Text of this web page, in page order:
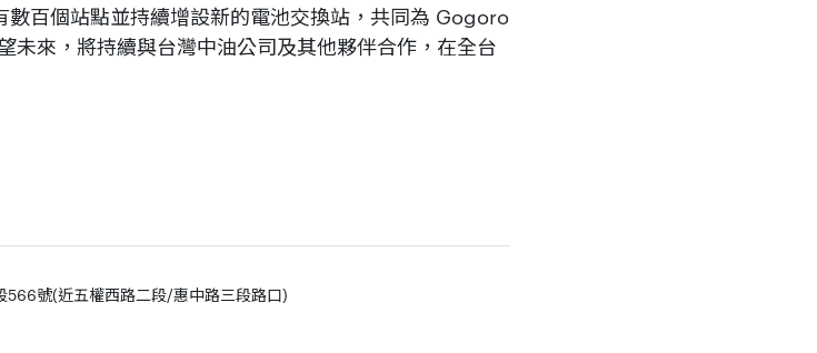
百個站點並持續增設新的電池交換站，共同為 Gogoro
來，將持續與台灣中油公司及其他夥伴合作，在全台
566號(近五權西路二段/惠中路三段路口)